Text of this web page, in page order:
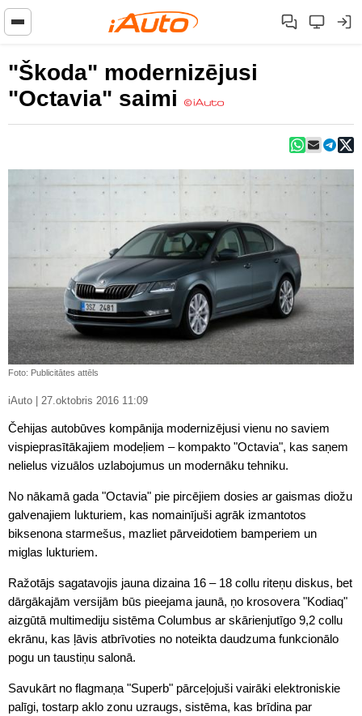
"Škoda" modernizējusi
"Octavia" saimi
Foto: Publicitātes attēls
iAuto | 27.oktobris 2016 11:09
Čehijas autobūves kompānija modernizējusi vienu no saviem
vispieprasītākajiem modeļiem – kompakto "Octavia", kas saņem
nelielus vizuālos uzlabojumus un modernāku tehniku.
No nākamā gada "Octavia" pie pircējiem dosies ar gaismas diožu
galvenajiem lukturiem, kas nomainījuši agrāk izmantotos
biksenona starmešus, mazliet pārveidotiem bamperiem un
miglas lukturiem.
Ražotājs sagatavojis jauna dizaina 16 – 18 collu riteņu diskus, bet
dārgākajām versijām būs pieejama jaunā, ņo krosovera "Kodiaq"
aizgūtā multimediju sistēma Columbus ar skārienjutīgo 9,2 collu
ekrānu, kas ļāvis atbrīvoties no noteikta daudzuma funkcionālo
pogu un taustiņu salonā.
Savukārt no flagmaņa "Superb" pārceļojuši vairāki elektroniskie
palīgi, tostarp aklo zonu uzraugs, sistēma, kas brīdina par